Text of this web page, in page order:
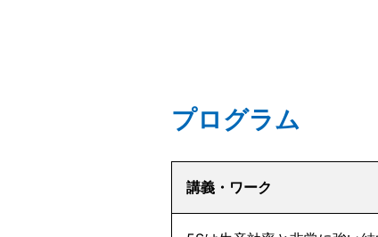
プログラム
講義・ワーク